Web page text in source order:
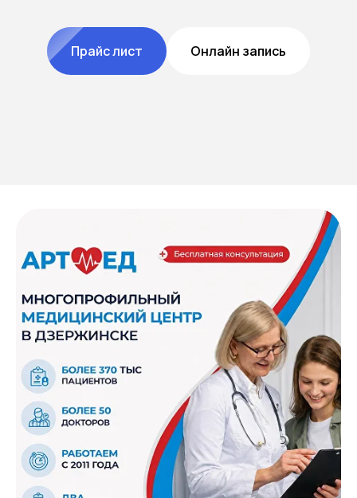
Прайс лист Онлайн запись